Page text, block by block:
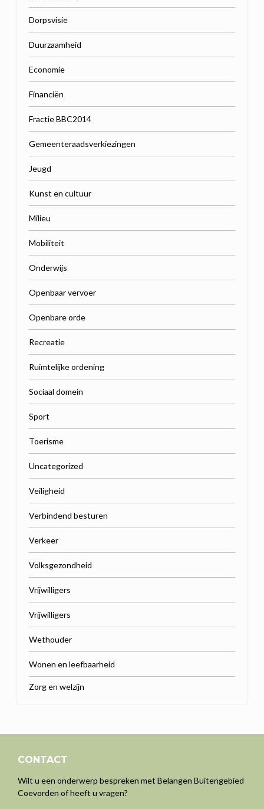
Dorpsvisie
Duurzaamheid
Economie
Financiën
Fractie BBC2014
Gemeenteraadsverkiezingen
Jeugd
Kunst en cultuur
Milieu
Mobiliteit
Onderwijs
Openbaar vervoer
Openbare orde
Recreatie
Ruimtelijke ordening
Sociaal domein
Sport
Toerisme
Uncategorized
Veiligheid
Verbindend besturen
Verkeer
Volksgezondheid
Vrijwilligers
Vrijwilligers
Wethouder
Wonen en leefbaarheid
Zorg en welzijn
CONTACT
Wilt u een onderwerp bespreken met Belangen Buitengebied
Coevorden of heeft u vragen?